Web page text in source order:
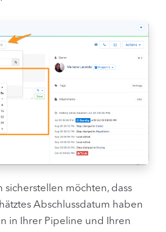
sicherstellen möchten, dass
Abschlussdatum haben
in Ihrer Pipeline und Ihren